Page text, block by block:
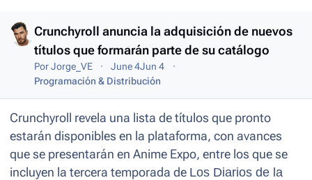
Crunchyroll anuncia la adquisición de nuevos
títulos que formarán parte de su catálogo
PorJorge_VE June 4Jun 4
Programación & Distribución
Crunchyroll revela una lista de títulos que pronto
estarán disponibles en la plataforma, con avances
que se presentarán en Anime Expo, entre los que se
incluyen la tercera temporada de Los Diarios de la